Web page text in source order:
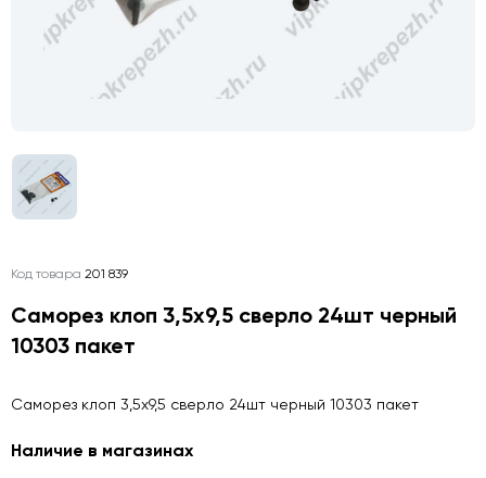
Код товара 201 839
Саморез клоп 3,5х9,5 сверло 24шт черный
10303 пакет
Саморез клоп 3,5х9,5 сверло 24шт черный 10303 пакет
Наличие в магазинах